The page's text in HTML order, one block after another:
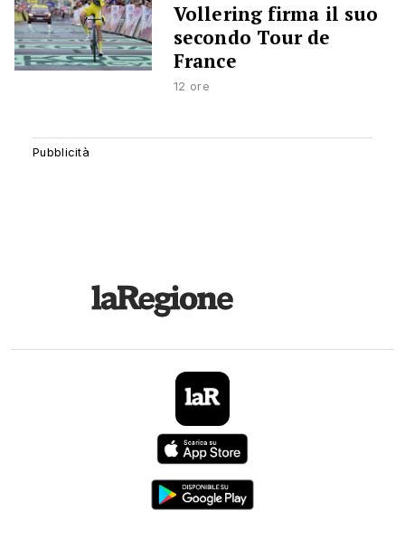
Vollering firma il suo
secondo Tour de
France
12 ore